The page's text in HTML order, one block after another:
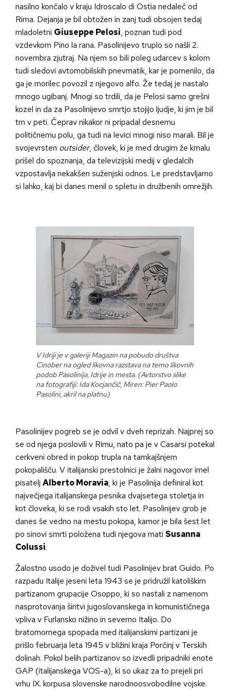
nasilno končalo v kraju Idroscalo di Ostia nedaleč od
Rima. Dejanja je bil obtožen in zanj tudi obsojen tedaj
mladoletni Giuseppe Pelosi, poznan tudi pod
vzdevkom Pino la rana. Pasolinijevo truplo so našli 2.
novembra zjutraj. Na njem so bili poleg udarcev s kolom
tudi sledovi avtomobilskih pnevmatik, kar je pomenilo, da
ga je morilec povozil z njegovo alfo. Že tedaj je nastalo
mnogo ugibanj. Mnogi so trdili, da je Pelosi samo grešni
kozel in da za Pasolinijevo smrtjo stojijo ljudje, ki jim je bil
trn v peti. Čeprav nikakor ni pripadal desnemu
političnemu polu, ga tudi na levici mnogi niso marali. Bil je
svojevrsten outsider, človek, ki je med drugim že kmalu
prišel do spoznanja, da televizijski medij v gledalcih
vzpostavlja nekakšen suženjski odnos. Le predstavljamo
si lahko, kaj bi danes menil o spletu in družbenih omrežjih.
V Idriji je v galeriji Magazin na pobudo društva
Cinober na ogled likovna razstava na temo likovnih
podob Pasolinija, Idrije in mesta. (Avtorstvo slike
na fotografiji: Ida Kocjančič, Miren: Pier Paolo
Pasolini, akril na platnu)
Pasolinijev pogreb se je odvil v dveh reprizah. Najprej so
se od njega poslovili v Rimu, nato pa je v Casarsi potekal
cerkveni obred in pokop trupla na tamkajšnjem
pokopališču. V italijanski prestolnici je žalni nagovor imel
pisatelj Alberto Moravia, ki je Pasolinija definiral kot
največjega italijanskega pesnika dvajsetega stoletja in
kot človeka, ki se rodi vsakih sto let. Pasolinijev grob je
danes še vedno na mestu pokopa, kamor je bila šest let
po sinovi smrti položena tudi njegova mati Susanna
Colussi.
Žalostno usodo je doživel tudi Pasolinijev brat Guido. Po
razpadu Italije jeseni leta 1943 se je pridružil katoliškim
partizanom grupacije Osoppo, ki so nastali z namenom
nasprotovanja širitvi jugoslovanskega in komunističnega
vpliva v Furlansko nižino in severno Italijo. Do
bratomornega spopada med italijanskimi partizani je
prišlo februarja leta 1945 v bližini kraja Porčinj v Terskih
dolinah. Pokol belih partizanov so izvedli pripadniki enote
GAP (italijanskega VOS-a), ki so ukaz za to prejeli pri
vrhu IX. korpusa slovenske narodnoosvobodilne vojske.